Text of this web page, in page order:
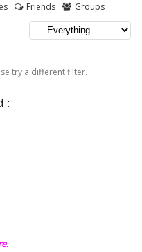
Friends Groups
try a different filter.
: